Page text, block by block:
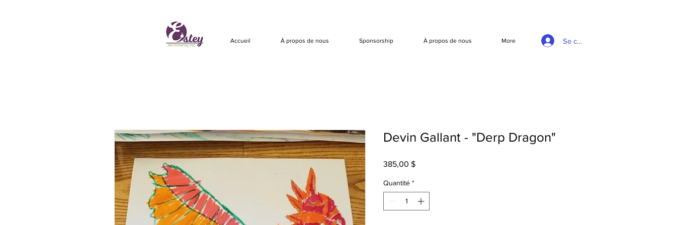
Accueil À propos de nous Sponsorship À propos de nous More Se connecter
Devin Gallant - "Derp Dragon"
385,00 $Prix
Quantité *